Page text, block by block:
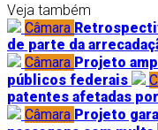
Veja também
Câmara
de parte da
Câmara Projeto
públicos federais
patentes afetadas
Câmara Projeto